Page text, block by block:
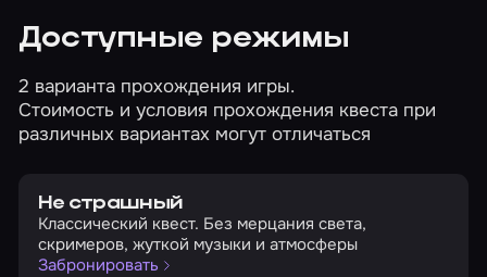
Доступные режимы
2 варианта прохождения игры.
Стоимость и условия прохождения квеста при
различных вариантах могут отличаться
Не страшный
Классический квест. Без мерцания света,
скримеров, жуткой музыки и атмосферы
Забронировать